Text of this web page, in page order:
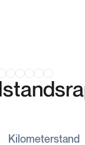
Kilometerstand